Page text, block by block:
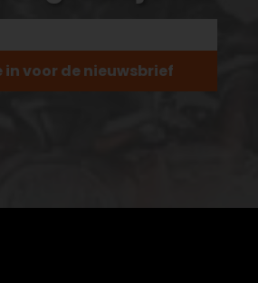
in voor de nieuwsbrief